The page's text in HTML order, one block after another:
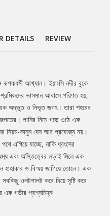
DETAILS REVIEW
আখ্যান। ইয়াংসি নদীর বুকে
ভাসমান আবাসে পরিণত হয়,
এক অদ্ভুত ও নিভৃত জগৎ। তারা শহরের
পানির নিচে গড়ে ওঠে এক
নিয়ম-কানুন যেন আর প্রযোজ্য নয়।
এগিয়ে যাচ্ছে, নাকি ধ্বংসের
এবং অস্তিত্বের লড়াই মিলে এক
হাহাকার ও বিস্ময় জাগিয়ে তোলে। এক
ওলটপালট করে দিয়ে সৃষ্টি করে
এক গভীর প্রশ্নচিহ্ন!